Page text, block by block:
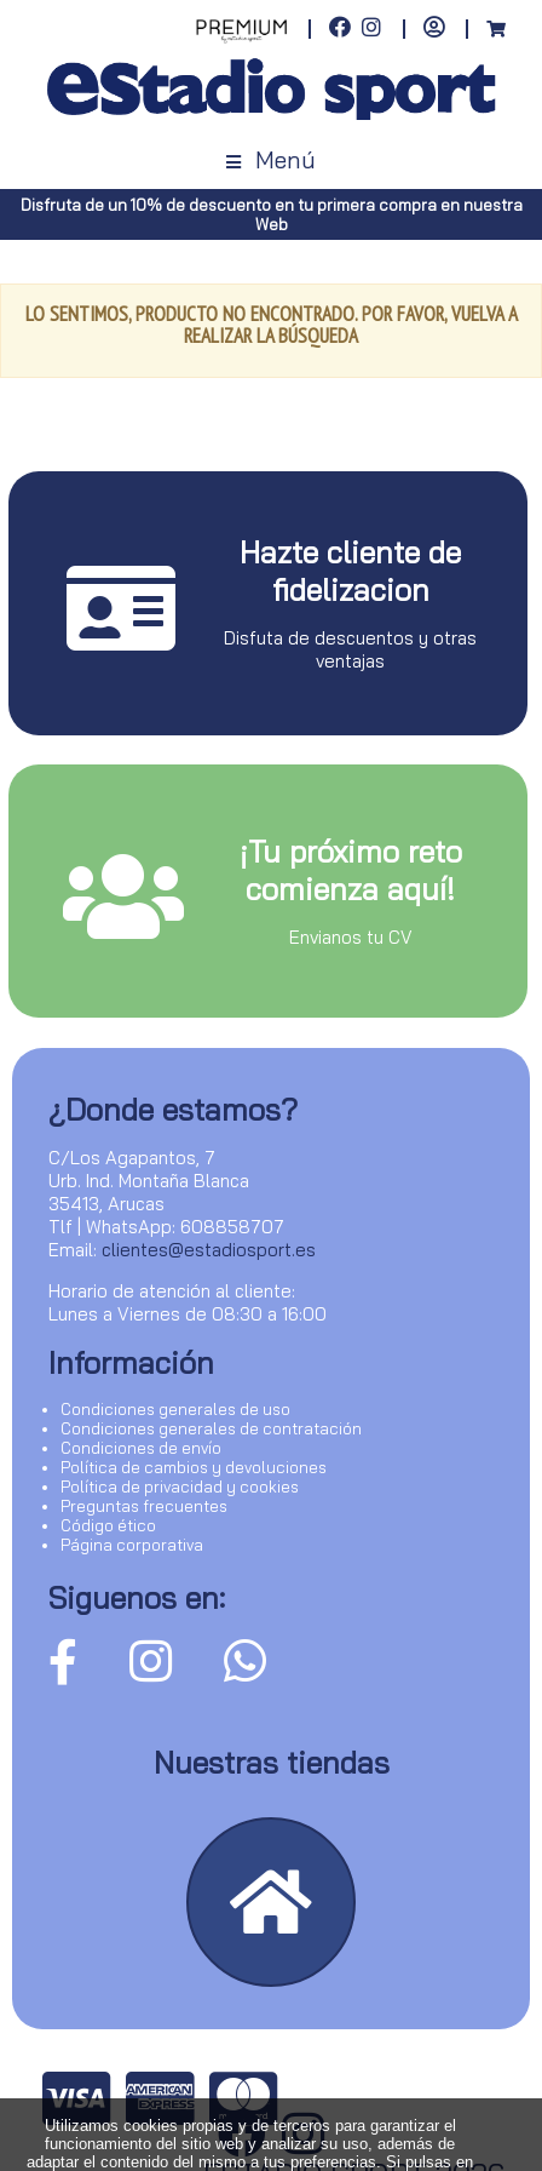
Menú
Disfruta de un 10% de descuento en tu primera compra en nuestra
Web
LO SENTIMOS, PRODUCTO NO ENCONTRADO. POR FAVOR, VUELVA A
REALIZAR LA BÚSQUEDA
Hazte cliente de
fidelizacion
Disfuta de descuentos y otras
ventajas
¡Tu próximo reto
comienza aquí!
Envianos tu CV
¿Donde estamos?
C/Los Agapantos, 7
Urb. Ind. Montaña Blanca
35413, Arucas
Tlf | WhatsApp: 608858707
Email: clientes@estadiosport.es
Horario de atención al cliente:
Lunes a Viernes de 08:30 a 16:00
Información
Condiciones generales de uso
Condiciones generales de contratación
Condiciones de envío
Política de cambios y devoluciones
Política de privacidad y cookies
Preguntas frecuentes
Código ético
Página corporativa
Siguenos en:
Nuestras tiendas
Utilizamos cookies propias y de terceros para garantizar el
funcionamiento del sitio web y analizar su uso, además de
adaptar el contenido del mismo a tus preferencias. Si pulsas en